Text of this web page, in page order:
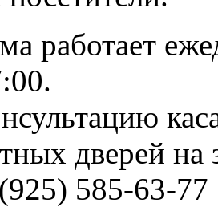
работает
дверей на
585-63-77